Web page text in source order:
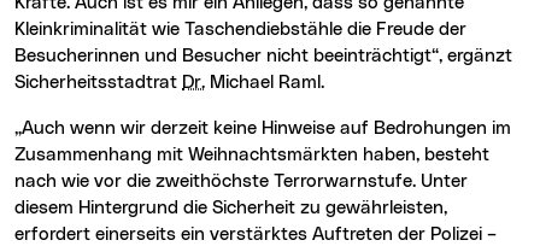
Kleinkriminalität wie Taschendiebstähle die Freude der
Besucherinnen und Besucher nicht beeinträchtigt“, ergänzt
Sicherheitsstadtrat Dr. Michael Raml.
„Auch wenn wir derzeit keine Hinweise auf Bedrohungen im
Zusammenhang mit Weihnachtsmärkten haben, besteht
nach wie vor die zweithöchste Terrorwarnstufe. Unter
diesem Hintergrund die Sicherheit zu gewährleisten,
erfordert einerseits ein verstärktes Auftreten der Polizei –